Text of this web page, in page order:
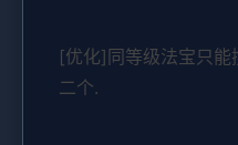
[优化]同等级法宝只能
二个.